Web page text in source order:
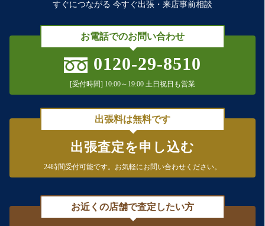
すぐにつながる 今すぐ出張・来店事前相談
お電話でのお問い合わせ
0120-29-8510
[受付時間] 10:00～19:00 土日祝日も営業
出張料は無料です
出張査定を申し込む
24時間受付可能です。 お気軽にお問い合わせください。
お近くの店舗で査定したい方